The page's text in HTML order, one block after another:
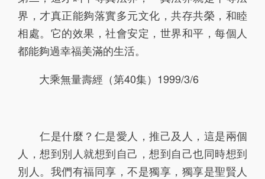
界，才真正能夠落實多元文化，共存共榮，和睦
相處。它的效果，社會安定，世界和平，每個人
都能夠過幸福美滿的生活。
大乘無量壽經（第40集）1999/3/6
仁是什麼？仁是愛人，推己及人，這是兩個
人，想到別人就想到自己，想到自己也同時想到
別人。我們有福同享，不是獨享，獨享是聖賢人